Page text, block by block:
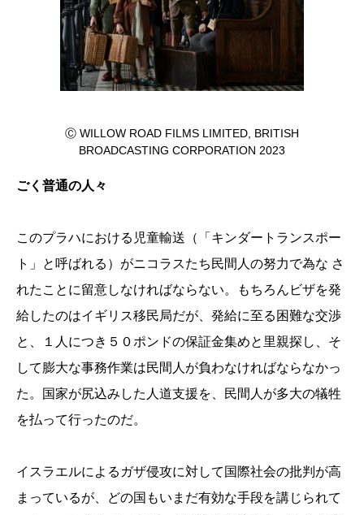
Ⓒ WILLOW ROAD FILMS LIMITED, BRITISH
BROADCASTING CORPORATION 2023
ごく普通の人々
このプラハにおける児童輸送（「キンダートランスポー
ト」と呼ばれる）がニコラスたち民間人の努力で為な さ
れたことに留意しなければならない。もちろんビザを発
給したのはイギリス移民局だが、発給に至る困難な交渉
と、１人につき５０ポンドの保証金集めと里親探し、そ
して膨大な事務作業は民間人が負わなければならなかっ
た。国家が尻込みした人道支援を、民間人が多大の犠牲
を払って行ったのだ。
イスラエルによるガザ侵攻に対して国際社会の批判が高
まっているが、どの国もいまだ有効な手段を講じられて